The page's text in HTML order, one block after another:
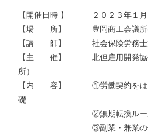
【開催日時 】 ２０２３年１月
【場 所】 豊岡商工会議所会
【講 師】 社会保険労務士法
【主 催】 北但雇用開発協会
所）
【内 容】 ①労働契約をはじ
礎
②無期転換ルー
③副業・兼業の促進に